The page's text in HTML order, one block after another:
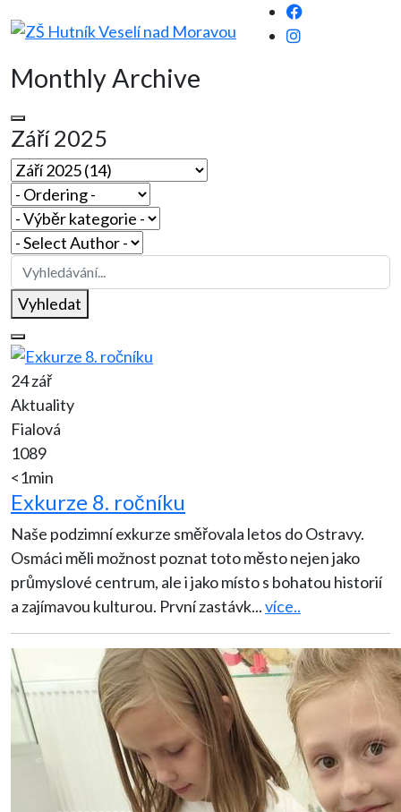
Monthly Archive
Září 2025
Vyhledat
24 zář
Aktuality
Fialová
1089
<1min
Exkurze 8. ročníku
Naše podzimní exkurze směřovala letos do Ostravy.
Osmáci měli možnost poznat toto město nejen jako
průmyslové centrum, ale i jako místo s bohatou historií
a zajímavou kulturou. První zastávk...více..